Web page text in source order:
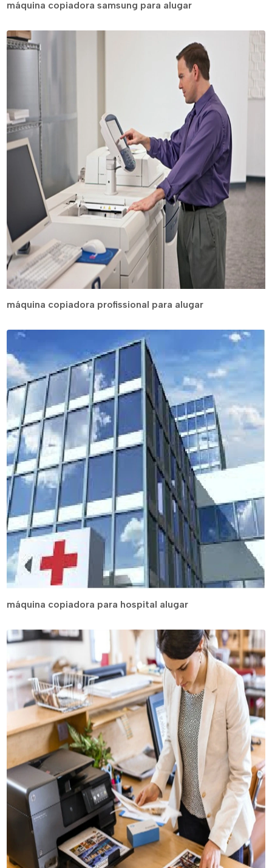
máquina copiadora samsung para alugar
máquina copiadora profissional para alugar
máquina copiadora para hospital alugar